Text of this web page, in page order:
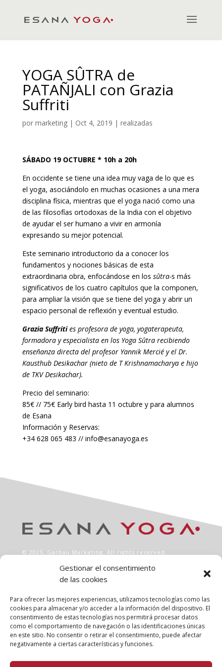
Gestionar el consentimiento
de las cookies
Para ofrecer las mejores experiencias, utilizamos tecnologías como las
cookies para almacenar y/o acceder a la información del dispositivo. El
consentimiento de estas tecnologías nos permitirá procesar datos
como el comportamiento de navegación o las identificaciones únicas
en este sitio. No consentir o retirar el consentimiento, puede afectar
negativamente a ciertas características y funciones.
YOGA SÛTRA de
PATAÑJALI con Grazia
Suffriti
por marketing| Oct 4, 2019 | realizadas
SÁBADO 19 OCTUBRE * 10h a 20h
En occidente se tiene una idea muy vaga de lo que es
el yoga, asociándolo en muchas ocasiones a una mera
disciplina física, mientras que el yoga nació como una
de las filosofías ortodoxas de la India con el objetivo
de ayudar el ser humano a vivir en armonía
expresando su mejor potencial.
Este seminario introductorio da a conocer los
fundamentos y nociones básicas de esta
extraordinaria obra, enfocándose en los sûtra-s más
significativos de los cuatro capítulos que la componen,
para ampliar la visión que se tiene del yoga y abrir un
espacio personal de reflexión y eventual estudio.
Grazia Suffrities profesora de yoga, yogaterapeuta,
formadora y especialista en los Yoga Sûtra recibiendo
enseñanza directa del profesor Yannik Mercié y el Dr.
Kausthub Desikachar (nieto de T Krishnamacharya e hijo
de TKV Desikachar).
Precio del seminario:
85€ // 75€ Early bird hasta 11 octubre y para alumnos
de Esana
Información y Reservas:
+34 628 065 483 // info@esanayoga.es
© 2025, Garbau Marketing. All rights reserved.
INFO
Aviso legal
Política de privacidad
Política de cookies
Clases
Talleres